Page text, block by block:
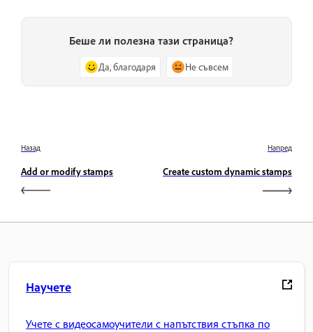
Беше ли полезна тази страница?
Да, благодаря Не съвсем
Назад
Add or modify stamps
Напред
Create custom dynamic stamps
Научете
Учете с видеосамоучители с напътствия стъпка по